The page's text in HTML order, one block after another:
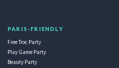
PARIS-FRIENDLY
Free Troc Party
Play Game Party
Beauty Party